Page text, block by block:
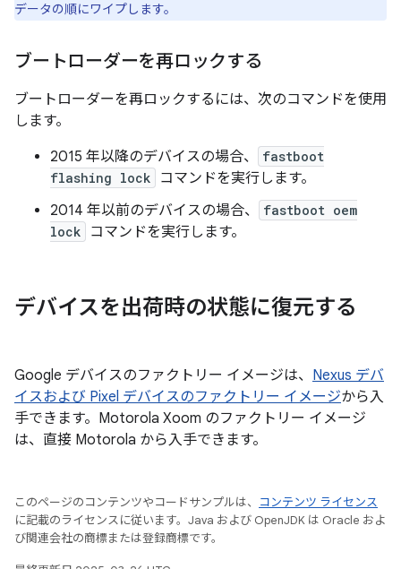
データの順にワイプします。
ブートローダーを再ロックする
ブートローダーを再ロックするには、次のコマンドを使用
します。
2015 年以降のデバイスの場合、
fastboot
flashing lock
コマンドを実行します。
2014 年以前のデバイスの場合、
fastboot oem
lock
コマンドを実行します。
デバイスを出荷時の状態に復元する
Google デバイスのファクトリー イメージは、 Nexus デバ
イスおよび Pixel デバイスのファクトリー イメージから入
手できます。Motorola Xoom のファクトリー イメージ
は、直接 Motorola から入手できます。
このページのコンテンツやコードサンプルは、
コンテンツ ライセンス
に記載のライセンスに従います。Java および OpenJDK は Oracle およ
び関連会社の商標または登録商標です。